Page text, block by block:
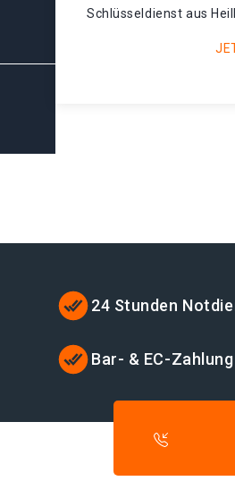
Schlüsseldienst aus
24 Stunden
Bar- & EC-Zahlung